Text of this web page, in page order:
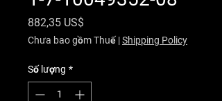
882,35 US$
Chưa bao gồm Thuế |Shipping Policy
Số lượng *